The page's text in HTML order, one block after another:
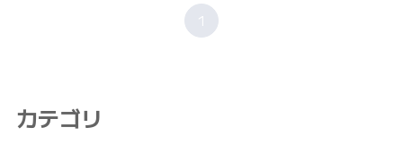
1
カテゴリ